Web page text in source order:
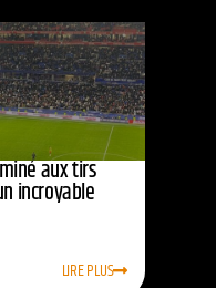
aux tirs
incroyable
LIRE PLUS